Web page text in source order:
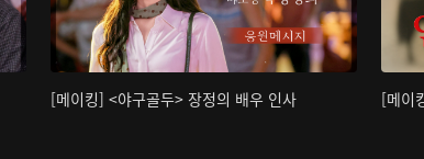
[메이킹] <야구골두> 장정의 배우 인사 [메이